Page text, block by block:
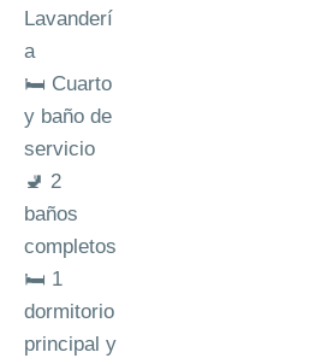
Lavanderí
a
🛏️ Cuarto
y baño de
servicio
🚽 2
baños
completos
🛏️ 1
dormitorio
principal y